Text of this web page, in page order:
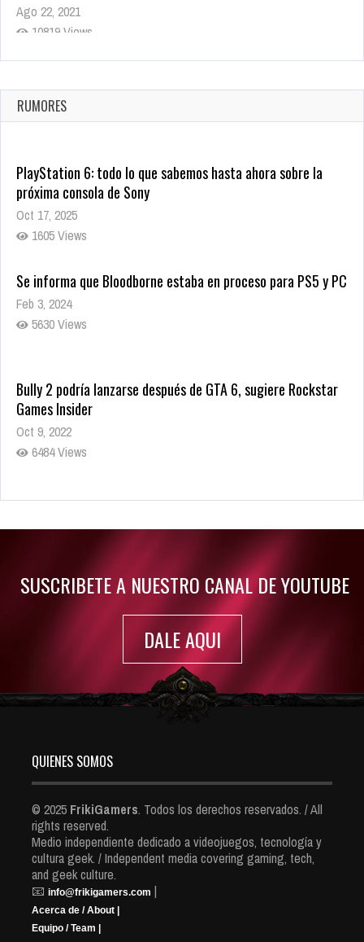
Ago 22, 2021
10819 Views
La configuración de Call of Duty 2021 aparentemente ya fue
Ago 8, 2021
10004 Views
RUMORES
PlayStation 6: todo lo que sabemos hasta ahora sobre la
próxima consola de Sony
Oct 17, 2025
1605 Views
Se informa que Bloodborne estaba en proceso para PS5 y PC
Feb 3, 2024
5630 Views
Bully 2 podría lanzarse después de GTA 6, sugiere Rockstar
Games Insider
Oct 9, 2022
6484 Views
Rumor: Se filtran los primeros detalles de Resident Evil 9
SUSCRIBETE A NUESTRO CANAL DE YOUTUBE
DALE AQUI
QUIENES SOMOS
© 2025 FrikiGamers. Todos los derechos reservados. / All
rights reserved.
Medio independiente dedicado a videojuegos, tecnología y
cultura geek. / Independent media covering gaming, tech,
and geek culture.
📧 info@frikigamers.com |
Acerca de / About |
Equipo / Team |